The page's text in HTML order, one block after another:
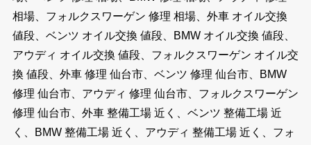
相場、フォルクスワーゲン 修理 相場、外車 オイル交換
値段、ベンツ オイル交換 値段、BMW オイル交換 値段、
アウディ オイル交換 値段、フォルクスワーゲン オイル交
換 値段、外車 修理 仙台市、ベンツ 修理 仙台市、BMW
修理 仙台市、アウディ 修理 仙台市、フォルクスワーゲン
修理 仙台市、外車 整備工場 近く、ベンツ 整備工場 近
く、BMW 整備工場 近く、アウディ 整備工場 近く、フォ